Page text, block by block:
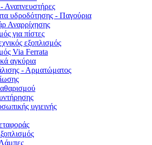
Αναπνευστήρες
υδροδότησης - Παγούρια
Αναρρίχησης
για πίστες
εξοπλισμός
Via Ferrata
αγκύρια
- Αρματώματος
υγιεινής